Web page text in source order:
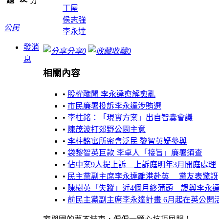
公民
發消
息
丁屋
侯志強
李永達
分享0 收藏0
相關內容
• 股權醜聞 李永達愈解愈亂
• 市民廉署投訴李永達涉賄選
• 李柱銘：「現實方案」出自智囊會議
• 陳茂波打郊野公園主意
• 李柱銘寓所密會泛民 黎智英疑參與
• 袋黎智英巨款 李卓人「接旨」廉署須查
• 佔中案9人提上訴 上訴庭明年3月開庭處理
• 民主黨副主席李永達離港赴英 黨友表驚訝
• 陳樹英「失蹤」近4個月終蒲頭 證與李永
• 前民主黨副主席李永達計畫 6月起在英公開